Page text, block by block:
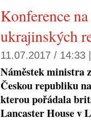
Konference
ukrajinských
11.07.2017 / 14:33
Náměstek ministra
Českou republiku
kterou pořádala
Lancaster House v